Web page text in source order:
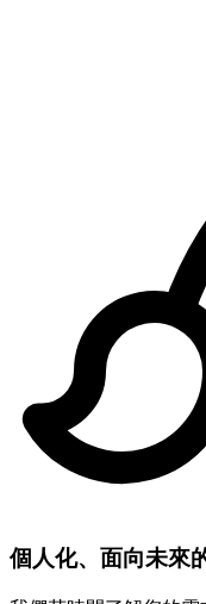
個人化、面向未來